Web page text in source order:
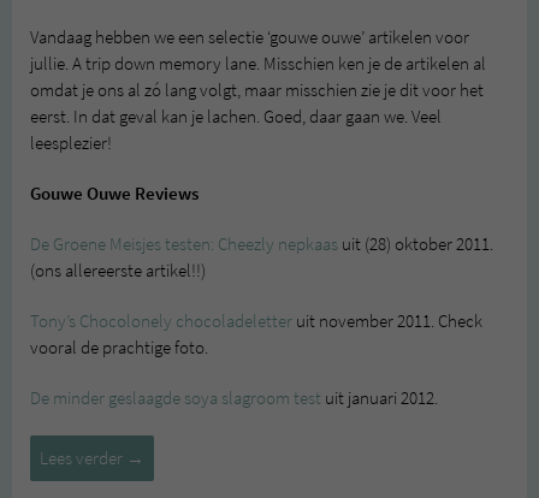
Vandaag hebben we een selectie ‘gouwe ouwe’ artikelen voor
jullie. A trip down memory lane. Misschien ken je de artikelen al
omdat je ons al zó lang volgt, maar misschien zie je dit voor het
eerst. In dat geval kan je lachen. Goed, daar gaan we. Veel
leesplezier!
Gouwe Ouwe Reviews
De Groene Meisjes testen: Cheezly nepkaas uit (28) oktober 2011.
(ons allereerste artikel!!)
Tony’s Chocolonely chocoladeletter uit november 2011. Check
vooral de prachtige foto.
De minder geslaagde soya slagroom test uit januari 2012.
Lees verder Gouwe
ouwe
→